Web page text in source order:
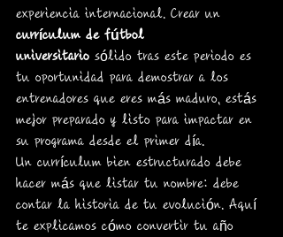
experiencia internacional. Crear un
currículum de fútbol
universitario sólido tras este periodo es
tu oportunidad para demostrar a los
entrenadores que eres más maduro, estás
mejor preparado y listo para impactar en
su programa desde el primer día.
Un currículum bien estructurado debe
hacer más que listar tu nombre: debe
contar la historia de tu evolución. Aquí
te explicamos cómo convertir tu año